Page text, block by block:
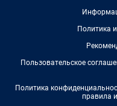
Политика
Пользовательское
Политика
правила